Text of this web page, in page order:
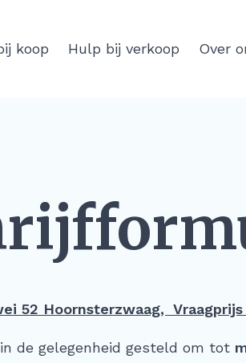
koop Hulp bij verkoop Over
52 Hoornsterzwaag, Vraagprijs
de gelegenheid gesteld om tot